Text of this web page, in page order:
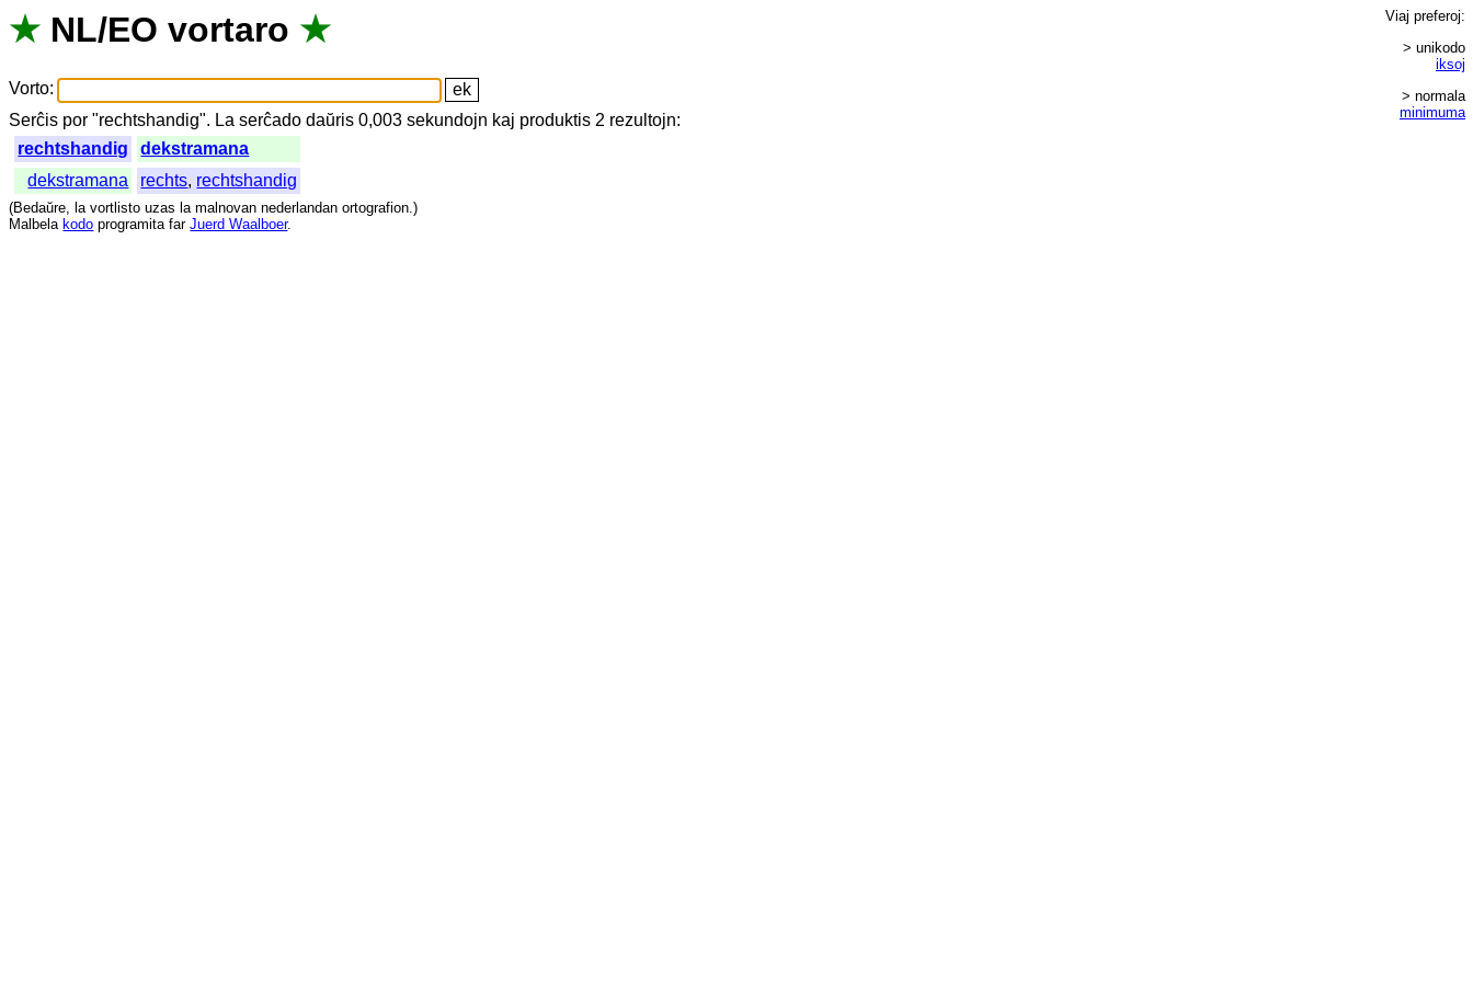
★ NL/EO vortaro ★
Vorto:
Serĉis por "rechtshandig". La serĉado daŭris 0,003sekundojn kaj produktis 2 rezultojn:
rechtshandig
dekstramana
dekstramana
rechts, rechtshandig
Viaj preferoj:
> unikodo
iksoj
> normala
minimuma
(Bedaŭre, la vortlisto uzas la malnovan nederlandan ortografion.)
Malbela kodo programita far Juerd Waalboer.